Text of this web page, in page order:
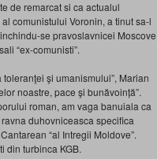
de remarcat si ca actualul
comunistului Voronin, a tinut sa-l
se pravoslavnicei Moscove
“ex-comunisti”.
şi umanismului”, Marian
noastre, pace şi bunăvoință”.
roman, am vaga banuiala ca
duhovniceasca specifica
“al Intregii Moldove”.
din turbinca KGB.